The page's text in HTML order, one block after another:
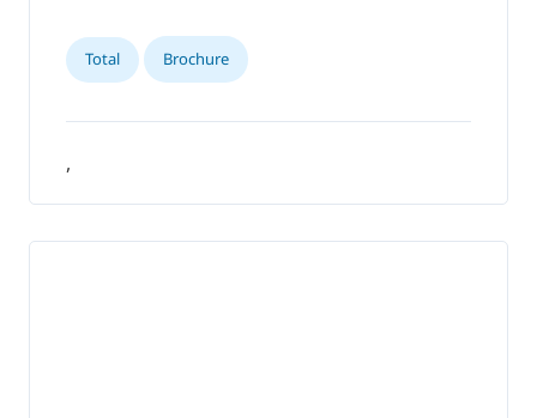
Total Brochure
,